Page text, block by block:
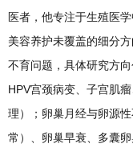
医者，他专注于生殖医
美容养护未覆盖的细分
不育问题，具体研究方
HPV宫颈病变、子宫肌
理）；卵巢月经与卵源
常）、卵巢早衰、多囊